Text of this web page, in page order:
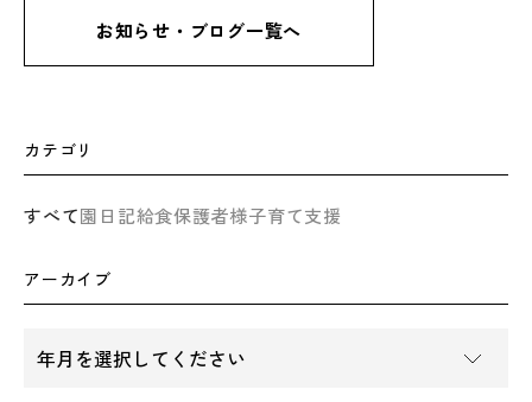
お知らせ・ブログ一覧へ
カテゴリ
すべて園日記給食保護者様子育て支援
アーカイブ